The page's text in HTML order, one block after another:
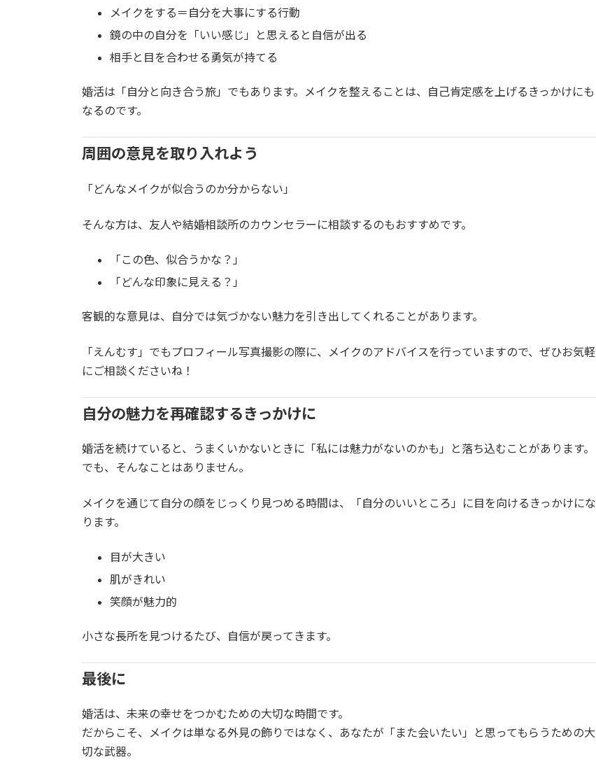
メイクをする＝自分を大事にする行動
鏡の中の自分を「いい感じ」と思えると自信が出る
相手と目を合わせる勇気が持てる
婚活は「自分と向き合う旅」でもあります。メイクを整えることは、自己肯定感を上げるきっかけにも
なるのです。
周囲の意見を取り入れよう
「どんなメイクが似合うのか分からない」
そんな方は、友人や結婚相談所のカウンセラーに相談するのもおすすめです。
「この色、似合うかな？」
「どんな印象に見える？」
客観的な意見は、自分では気づかない魅力を引き出してくれることがあります。
「えんむす」でもプロフィール写真撮影の際に、メイクのアドバイスを行っていますので、ぜひお気軽
にご相談くださいね！
自分の魅力を再確認するきっかけに
婚活を続けていると、うまくいかないときに「私には魅力がないのかも」と落ち込むことがあります。
でも、そんなことはありません。
メイクを通じて自分の顔をじっくり見つめる時間は、「自分のいいところ」に目を向けるきっかけにな
ります。
目が大きい
肌がきれい
笑顔が魅力的
小さな長所を見つけるたび、自信が戻ってきます。
最後に
婚活は、未来の幸せをつかむための大切な時間です。
だからこそ、メイクは単なる外見の飾りではなく、あなたが「また会いたい」と思ってもらうための大
切な武器。